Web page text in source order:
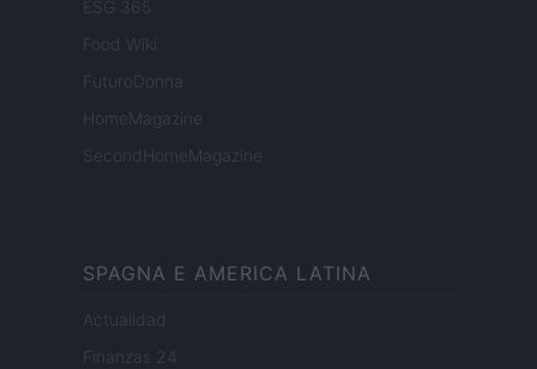
ESG 365
Food Wiki
FuturoDonna
HomeMagazine
SecondHomeMagazine
SPAGNA E AMERICA LATINA
Actualidad
Finanzas 24